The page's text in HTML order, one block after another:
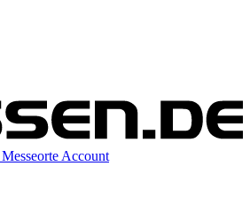
Messeorte Account